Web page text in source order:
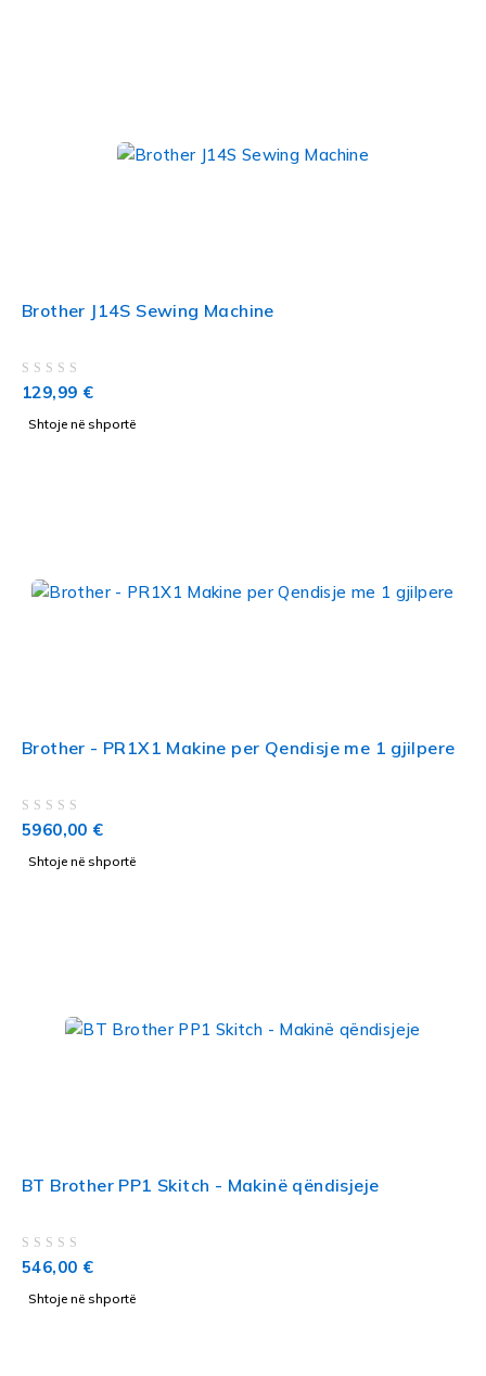
Brother J14S Sewing Machine
129,99 €
Shtoje në shportë
Brother - PR1X1 Makine per Qendisje me 1 gjilpere
5960,00 €
Shtoje në shportë
BT Brother PP1 Skitch - Makinë qëndisjeje
546,00 €
Shtoje në shportë